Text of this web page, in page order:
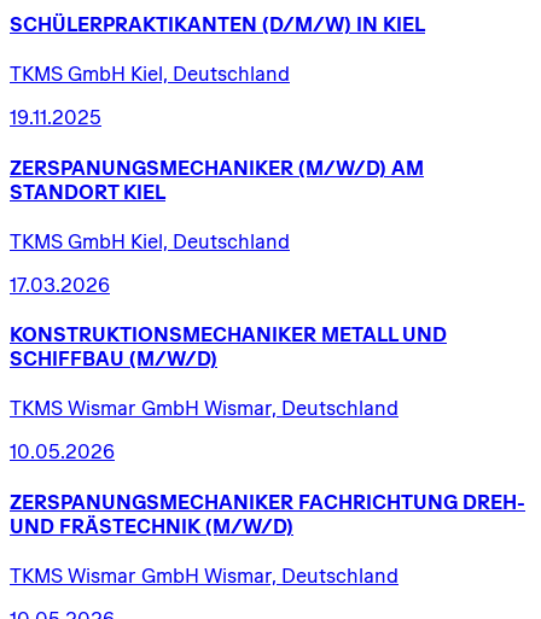
SCHÜLERPRAKTIKANTEN (D/​M/​W) IN KIEL
TKMS GmbH Kiel, Deutschland
19.11.2025
ZERSPANUNGSMECHANIKER (M/W/D) AM
STANDORT KIEL
TKMS GmbH Kiel, Deutschland
17.03.2026
KONSTRUKTIONSMECHANIKER METALL UND
SCHIFFBAU (M/W/D)
TKMS Wismar GmbH Wismar, Deutschland
10.05.2026
ZERSPANUNGSMECHANIKER FACHRICHTUNG DREH-
UND FRÄSTECHNIK (M/W/D)
TKMS Wismar GmbH Wismar, Deutschland